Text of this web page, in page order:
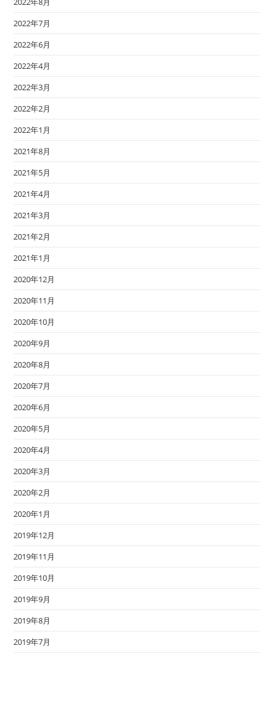
2022年7月
2022年6月
2022年4月
2022年3月
2022年2月
2022年1月
2021年8月
2021年5月
2021年4月
2021年3月
2021年2月
2021年1月
2020年12月
2020年11月
2020年10月
2020年9月
2020年8月
2020年7月
2020年6月
2020年5月
2020年4月
2020年3月
2020年2月
2020年1月
2019年12月
2019年11月
2019年10月
2019年9月
2019年8月
2019年7月